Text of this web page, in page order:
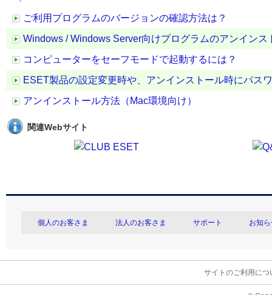
ご利用プログラムのバージョンの確認方法は？
Windows / Windows Server向けプログラムのアンインス
コンピューターをセーフモードで起動するには？
ESET製品の設定変更時や、アンインストール時にパス
アンインストール方法（Mac環境向け）
関連Webサイト
個人のお客さま 法人のお客さま サポート お知
サイトのご利用につ